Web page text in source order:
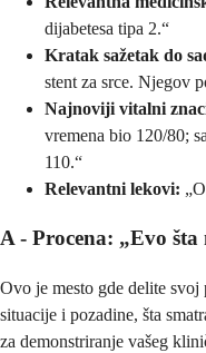
dijabetesa tipa 2.“
Kratak sažetak do
stent za srce. Njegov
Najnoviji vitalni
vremena bio 120/80;
110.“
Relevantni lekovi:
A - Procena: „Evo šta
Ovo je mesto gde delite
situacije i pozadine, šta
za demonstriranje vašeg